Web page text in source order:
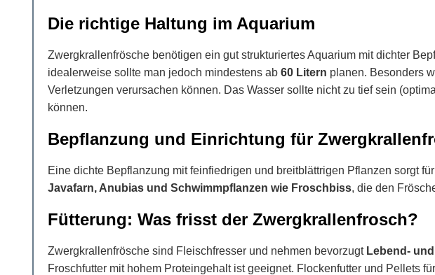
Die richtige Haltung im Aquarium
Zwergkrallenfrösche benötigen ein gut strukturiertes Aquarium mit dichter
idealerweise sollte man jedoch mindestens ab 60 Litern planen. Besonders
Verletzungen verursachen können. Das Wasser sollte nicht zu tief sein
können.
Bepflanzung und Einrichtung für
Eine dichte Bepflanzung mit feinfiedrigen und breitblättrigen Pflanzen sorgt
Javafarn, Anubias und Schwimmpflanzen wie Froschbiss, die den
Fütterung: Was frisst der Zwergkrallenfrosch?
Zwergkrallenfrösche sind Fleischfresser und nehmen bevorzugt Lebend-
Froschfutter mit hohem Proteingehalt ist geeignet. Flockenfutter und Pellets